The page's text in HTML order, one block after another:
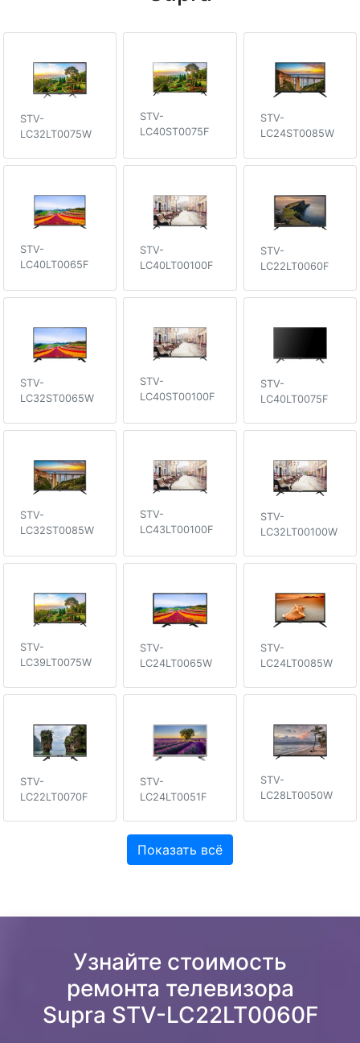
STV-
LC32LT0075W
STV-
LC40ST0075F
STV-
LC24ST0085W
STV-
LC40LT0065F
STV-
LC40LT00100F
STV-
LC22LT0060F
STV-
LC32ST0065W
STV-
LC40ST00100F
STV-
LC40LT0075F
STV-
LC32ST0085W
STV-
LC43LT00100F
STV-
LC32LT00100W
STV-
LC39LT0075W
STV-
LC24LT0065W
STV-
LC24LT0085W
STV-
LC22LT0070F
STV-
LC24LT0051F
STV-
LC28LT0050W
Показать всё
Узнайте стоимость
ремонта телевизора
Supra STV-LC22LT0060F